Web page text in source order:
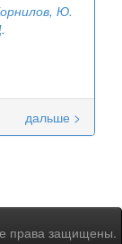
Ю.
дальше >
права защищены.